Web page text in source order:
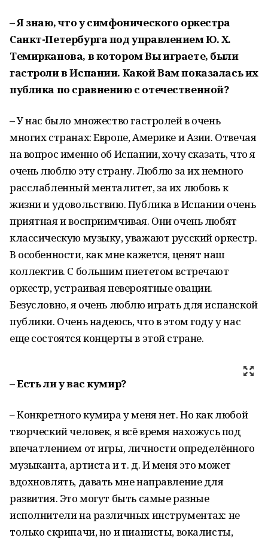
– Я знаю, что у симфонического оркестра
Санкт-Петербурга под управлением Ю. Х.
Темирканова, в котором Вы играете, были
гастроли в Испании. Какой Вам показалась их
публика по сравнению с отечественной?
–У нас было множество гастролей в очень
многих странах: Европе, Америке и Азии. Отвечая
на вопрос именно об Испании, хочу сказать, что я
очень люблю эту страну. Люблю за их немного
расслабленный менталитет, за их любовь к
жизни и удовольствию. Публика в Испании очень
приятная и восприимчивая. Они очень любят
классическую музыку, уважают русский оркестр.
В особенности, как мне кажется, ценят наш
коллектив. С большим пиететом встречают
оркестр, устраивая невероятные овации.
Безусловно, я очень люблю играть для испанской
публики. Очень надеюсь, что в этом году у нас
еще состоятся концерты в этой стране.
– Есть ли у вас кумир?
– Конкретного кумира у меня нет. Но как любой
творческий человек, я всё время нахожусь под
впечатлением от игры, личности определённого
музыканта, артиста и т. д. И меня это может
вдохновлять, давать мне направление для
развития. Это могут быть самые разные
исполнители на различных инструментах: не
только скрипачи, но и пианисты, вокалисты,